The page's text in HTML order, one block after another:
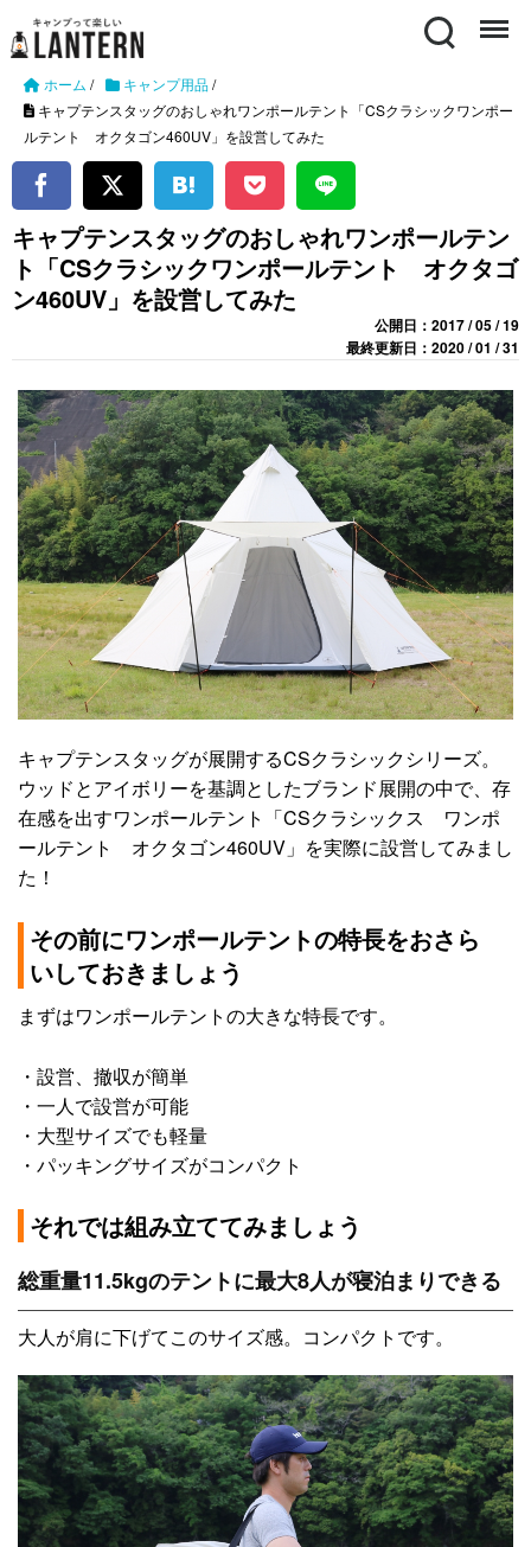
Search Menu
ホーム / キャンプ用品/
キャプテンスタッグのおしゃれワンポールテント「CSクラシックワンポー
ルテント オクタゴン460UV」を設営してみた
キャプテンスタッグのおしゃれワンポールテン
ト「CSクラシックワンポールテント オクタゴ
ン460UV」を設営してみた
公開日：2017 / 05 / 19
最終更新日：2020 / 01 / 31
キャプテンスタッグが展開するCSクラシックシリーズ。
ウッドとアイボリーを基調としたブランド展開の中で、存
在感を出すワンポールテント「CSクラシックス ワンポ
ールテント オクタゴン460UV」を実際に設営してみまし
た！
その前にワンポールテントの特長をおさら
いしておきましょう
まずはワンポールテントの大きな特長です。
・設営、撤収が簡単
・一人で設営が可能
・大型サイズでも軽量
・パッキングサイズがコンパクト
それでは組み立ててみましょう
総重量11.5kgのテントに最大8人が寝泊まりできる
大人が肩に下げてこのサイズ感。コンパクトです。